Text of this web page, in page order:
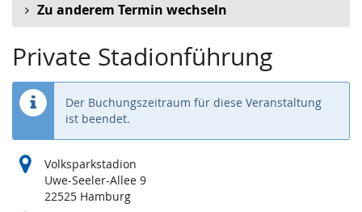
Zu anderem Termin wechseln
Private Stadionführung
Der Buchungszeitraum für diese Veranstaltung
ist beendet.
Volksparkstadion
Uwe-Seeler-Allee 9
22525 Hamburg